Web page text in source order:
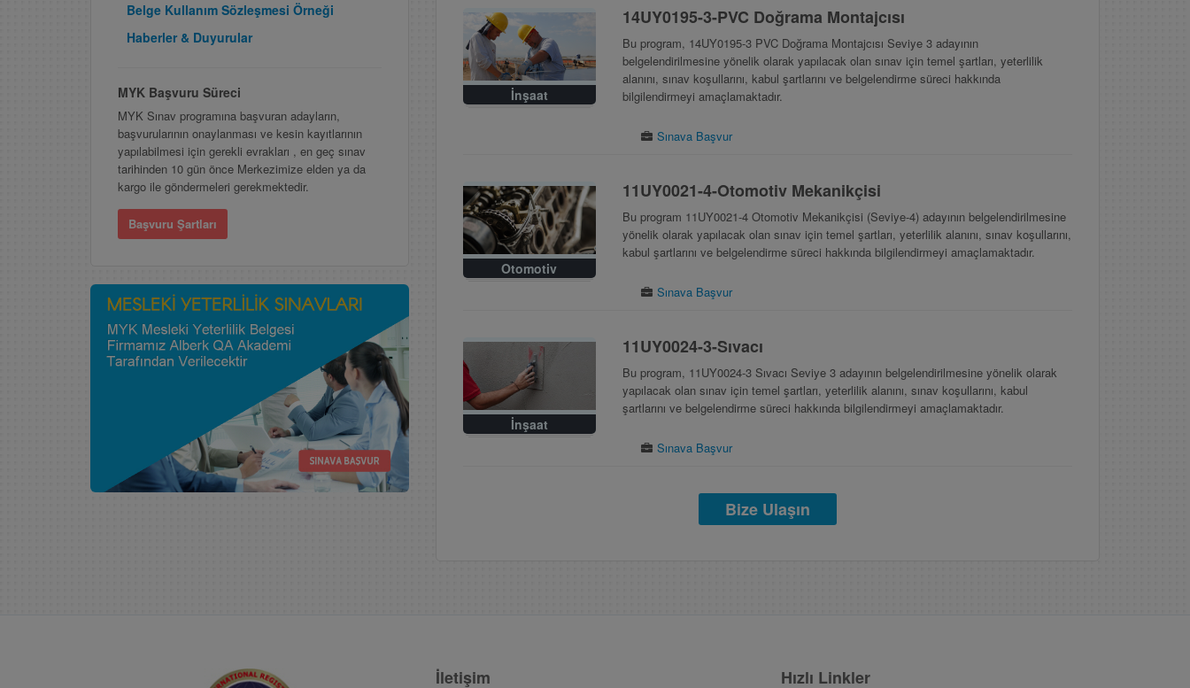
Belge Kullanım Sözleşmesi Örneği
Haberler & Duyurular
MYK Başvuru Süreci
MYK Sınav programına başvuran adayların,
başvurularının onaylanması ve kesin kayıtlarının
yapılabilmesi için gerekli evrakları , en geç sınav
tarihinden 10 gün önce Merkezimize elden ya da
kargo ile göndermeleri gerekmektedir.
Başvuru Şartları
İnşaat
14UY0195-3-PVC Doğrama Montajcısı
Bu program, 14UY0195-3 PVC Doğrama Montajcısı Seviye 3 adayının
belgelendirilmesine yönelik olarak yapılacak olan sınav için temel şartları, yeterlilik
alanını, sınav koşullarını, kabul şartlarını ve belgelendirme süreci hakkında
bilgilendirmeyi amaçlamaktadır.
Sınava Başvur
Otomotiv
11UY0021-4-Otomotiv Mekanikçisi
Bu program 11UY0021-4 Otomotiv Mekanikçisi (Seviye-4) adayının belgelendirilmesine
yönelik olarak yapılacak olan sınav için temel şartları, yeterlilik alanını, sınav koşullarını,
kabul şartlarını ve belgelendirme süreci hakkında bilgilendirmeyi amaçlamaktadır.
Sınava Başvur
İnşaat
11UY0024-3-Sıvacı
Bu program, 11UY0024-3 Sıvacı Seviye 3 adayının belgelendirilmesine yönelik olarak
yapılacak olan sınav için temel şartları, yeterlilik alanını, sınav koşullarını, kabul
şartlarını ve belgelendirme süreci hakkında bilgilendirmeyi amaçlamaktadır.
Sınava Başvur
Bize Ulaşın
İletişim Hızlı Linkler